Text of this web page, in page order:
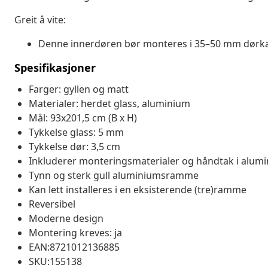
Greit å vite:
Denne innerdøren bør monteres i 35–50 mm
Spesifikasjoner
Farger: gyllen og matt
Materialer: herdet glass, aluminium
Mål: 93x201,5 cm (B x H)
Tykkelse glass: 5 mm
Tykkelse dør: 3,5 cm
Inkluderer monteringsmaterialer og håndtak i
Tynn og sterk gull aluminiumsramme
Kan lett installeres i en eksisterende (tre)ramme
Reversibel
Moderne design
Montering kreves: ja
EAN:8721012136885
SKU:155138